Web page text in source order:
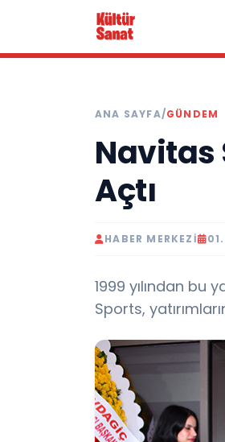
ANA SAYFA/GÜNDEM
Navitas
Açtı
HABER MERKEZI
1999 yılından
Sports,